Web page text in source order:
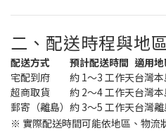
二、配送時程與地
配送方式 預計配送時間 適用
宅配到府
約 1～3 工作天台灣
超商取貨
約 2～4 工作天台灣
郵寄（離島） 約 3～5 工作天台灣
※ 實際配送時間可能依地區、物流